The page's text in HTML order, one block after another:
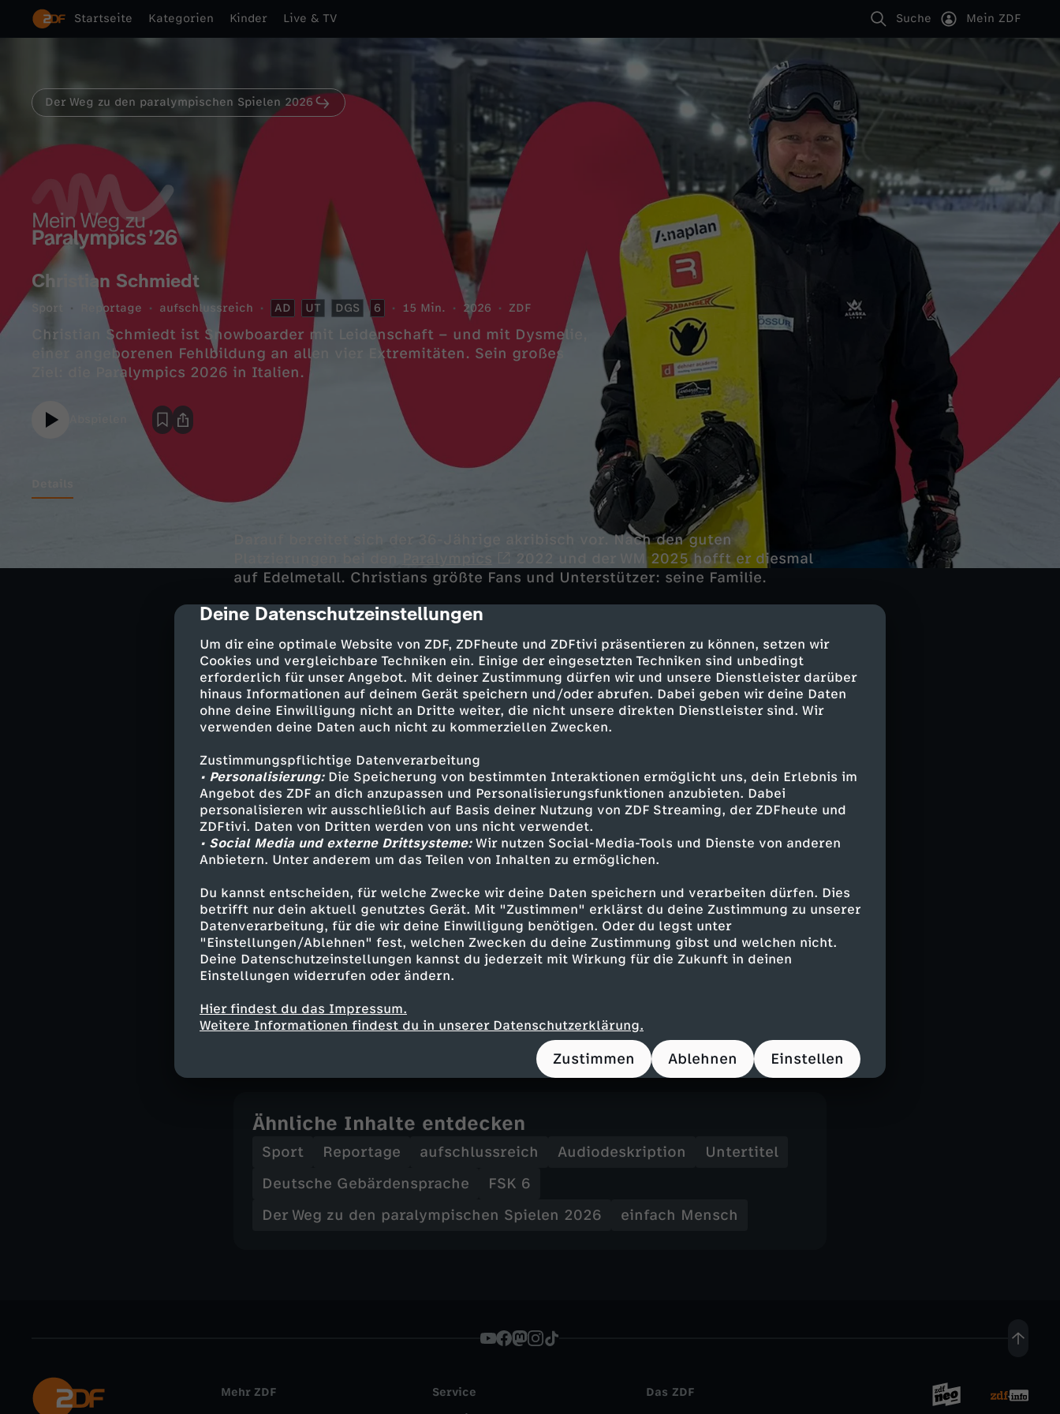
cmp-dialog-description
Deine Datenschutzeinstellungen
Um dir eine optimale Website von ZDF, ZDFheute und ZDFtivi präsentieren zu können, setzen wir
Cookies und vergleichbare Techniken ein. Einige der eingesetzten Techniken sind unbedingt
erforderlich für unser Angebot. Mit deiner Zustimmung dürfen wir und unsere Dienstleister darüber
hinaus Informationen auf deinem Gerät speichern und/oder abrufen. Dabei geben wir deine Daten
ohne deine Einwilligung nicht an Dritte weiter, die nicht unsere direkten Dienstleister sind. Wir
verwenden deine Daten auch nicht zu kommerziellen Zwecken.
Zustimmungspflichtige Datenverarbeitung
• Personalisierung:Die Speicherung von bestimmten Interaktionen ermöglicht uns, dein Erlebnis im
Angebot des ZDF an dich anzupassen und Personalisierungsfunktionen anzubieten. Dabei
personalisieren wir ausschließlich auf Basis deiner Nutzung von ZDF Streaming, der ZDFheute und
ZDFtivi. Daten von Dritten werden von uns nicht verwendet.
• Social Media und externe Drittsysteme:Wir nutzen Social-Media-Tools und Dienste von anderen
Anbietern. Unter anderem um das Teilen von Inhalten zu ermöglichen.
Du kannst entscheiden, für welche Zwecke wir deine Daten speichern und verarbeiten dürfen. Dies
betrifft nur dein aktuell genutztes Gerät. Mit "Zustimmen" erklärst du deine Zustimmung zu unserer
Datenverarbeitung, für die wir deine Einwilligung benötigen. Oder du legst unter
"Einstellungen/Ablehnen" fest, welchen Zwecken du deine Zustimmung gibst und welchen nicht.
Deine Datenschutzeinstellungen kannst du jederzeit mit Wirkung für die Zukunft in deinen
Einstellungen widerrufen oder ändern.
Hier findest du das Impressum.
Weitere Informationen findest du in unserer Datenschutzerklärung.
Zustimmen Ablehnen Einstellen
Startseite Kategorien Kinder Live & TV Suche Mein ZDF
Der Weg zu den paralympischen Spielen 2026
Christian Schmiedt
Sport Reportage aufschlussreich AD UT DGS 6 15 Min. 2026 ZDF
Christian Schmiedt ist Snowboarder mit Leidenschaft – und mit Dysmelie,
einer angeborenen Fehlbildung an allen vier Extremitäten. Sein großes
Ziel: die Paralympics 2026 in Italien.
Darauf bereitet sich der 36-Jährige akribisch vor. Nach den guten
Paralympics
2022 und der WM 2025 hofft er diesmal
auf Edelmetall. Christians größte Fans und Unterstützer: seine Familie.
Dass er mal von paralympischem Gold träumen darf, davon hätte Christian
Schmiedt als Jugendlicher nicht zu hoffen gewagt. Er wurde mit Fehlbildungen
an Händen und Füßen geboren. Dennoch wollte er als 10-Jähriger trotz
Schmerzen an den amputierten Unterschenkeln unbedingt Snowboarden
lernen so wie seine Freunde. "Zum Glück hat sich seit meiner Kindheit die
Prothetik enorm weiterentwickelt. Auf dem Board trage ich heute speziell
gefederte Sportprothesen." Seit 2018 fährt Christian im Deutschen
Parasnowboardteam, gewann bereits etliche Medaillen. Für 2026 in Italien hat
er paralympisches Edelmetall im Visier.
Dafür trainiert der 36-Jährige intensiv trotz Vollzeitjob als Betriebsprüfer bei
der Deutschen Rentenversicherung. Seine Frau Nadine unterstützt ihn sehr,
allerdings nicht ganz bedingungslos: "Dass Christian so viel unterwegs ist,
finde ich völlig in Ordnung. Aber wenn er zu Hause ist, bestehe ich darauf,
dass auch er seinen Teil zur Kindererziehung und zum Haushalt beiträgt."
Der Zusammenhalt innerhalb der Familie und im großen Freundeskreis
bedeutet Christian sehr viel. "Ohne all diese Menschen wäre ich nicht so weit
gekommen." Deshalb treffen sie sich, so oft es geht, ob zu Hausein
Rielingshausen, ihrem "Hideaway", einer Hütte im Weinberg oder am Rande der
Snowboardpiste. Dort drücken sie alle Christian die Daumen – für eine sichere
Ähnliche Inhalte entdecken
Sport Reportage aufschlussreich Audiodeskription
Untertitel
Deutsche Gebärdensprache
FSK 6
Der Weg zu den paralympischen Spielen 2026
einfach Mensch
Mehr ZDF
Service
Das ZDF